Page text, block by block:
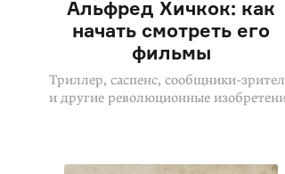
Альфред Хичкок: как
начать смотреть его
фильмы
Триллер, саспенс, сообщники-
и другие революционные